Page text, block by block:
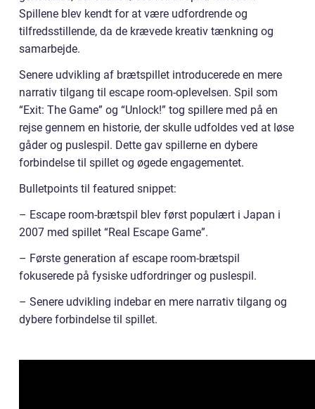
Spillene blev kendt for at være udfordrende og
tilfredsstillende, da de krævede kreativ tænkning og
samarbejde.
Senere udvikling af brætspillet introducerede en mere
narrativ tilgang til escape room-oplevelsen. Spil som
“Exit: The Game” og “Unlock!” tog spillere med på en
rejse gennem en historie, der skulle udfoldes ved at løse
gåder og puslespil. Dette gav spillerne en dybere
forbindelse til spillet og øgede engagementet.
Bulletpoints til featured snippet:
– Escape room-brætspil blev først populært i Japan i
2007 med spillet “Real Escape Game”.
– Første generation af escape room-brætspil
fokuserede på fysiske udfordringer og puslespil.
– Senere udvikling indebar en mere narrativ tilgang og
dybere forbindelse til spillet.